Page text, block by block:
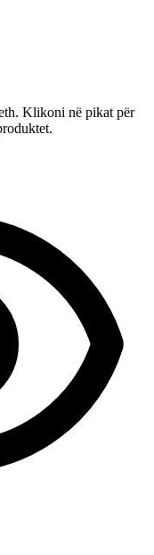
Klikoni në pikat për